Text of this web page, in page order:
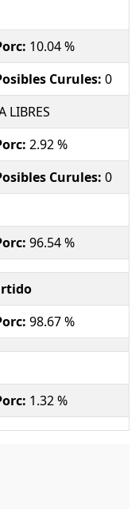
10.04 %
Curules: 0
LIBRES
2.92 %
Curules: 0
96.54 %
98.67 %
1.32 %